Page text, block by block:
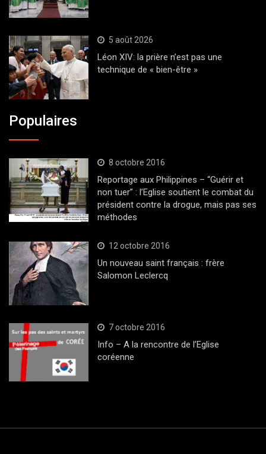
5 août 2026
Léon XIV: la prière n’est pas une
technique de « bien-être »
Populaires
8 octobre 2016
Reportage aux Philippines – “Guérir et
non tuer” : l’Eglise soutient le combat du
président contre la drogue, mais pas ses
méthodes
12 octobre 2016
Un nouveau saint français : frère
Salomon Leclercq
7 octobre 2016
Info – A la rencontre de l’Eglise
coréenne